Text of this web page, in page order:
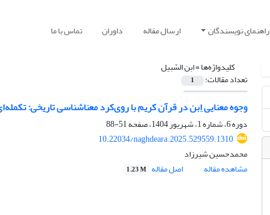
راهنمای نویسندگان ارسال مقاله داوران تماس با ما
کلیدواژه‌ها =ابن السّبیل
تعداد مقالات: 1
وجوه معنایی اِبن در قرآن کریم با روی‌کرد معناشناسی تاریخی:
دوره 6، شماره 1، شهریور 1404، صفحه
51-88
10.22034/naghdeara.2025.529559.1310
محمدحسین شیرزاد
مشاهده مقاله
اصل مقاله 1.23 M